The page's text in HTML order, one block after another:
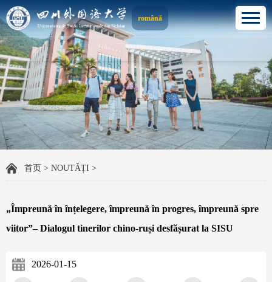
română
首页 > NOUTĂȚI >
„Împreună în înțelegere, împreună în progres, împreună spre
viitor”– Dialogul tinerilor chino-ruși desfășurat la SISU
2026-01-15